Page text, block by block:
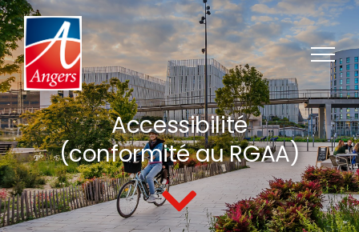
Passer au contenu
Accessibilité
(conformité au RGAA)